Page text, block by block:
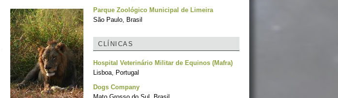
Parque Zoológico Municipal de Limeira
São Paulo, Brasil
CLÍNICAS
Hospital Veterinário Militar de Equinos (Mafra)
Lisboa, Portugal
Dogs Company